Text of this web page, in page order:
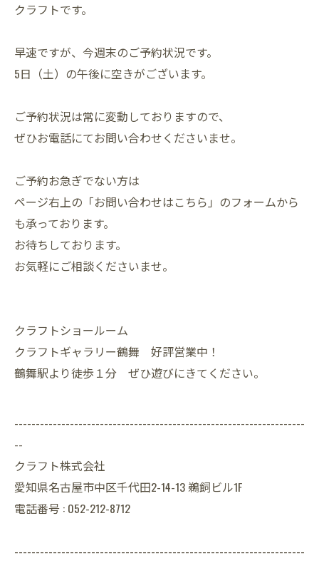
クラフトです。
早速ですが、今週末のご予約状況です。
5日（土）の午後に空きがございます。
ご予約状況は常に変動しておりますので、
ぜひお電話にてお問い合わせくださいませ。
ご予約お急ぎでない方は
ページ右上の「お問い合わせはこちら」のフォームから
も承っております。
お待ちしております。
お気軽にご相談くださいませ。
クラフトショールーム
クラフトギャラリー鶴舞 好評営業中！
鶴舞駅より徒歩１分 ぜひ遊びにきてください。
--------------------------------------------------------------------
--
クラフト株式会社
愛知県名古屋市中区千代田2-14-13 鵜飼ビル1F
電話番号 : 052-212-8712
--------------------------------------------------------------------